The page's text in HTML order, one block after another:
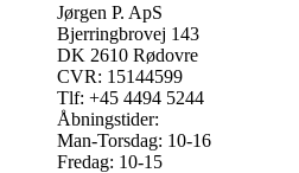
Jørgen P. ApS
Bjerringbrovej 143
DK 2610 Rødovre
CVR: 15144599
Tlf: +45 4494 5244
Åbningstider:
Man-Torsdag: 10-16
Fredag: 10-15